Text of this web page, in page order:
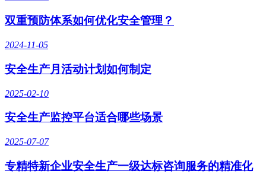
双重预防体系如何优化安全管理？
2024-11-05
安全生产月活动计划如何制定
2025-02-10
安全生产监控平台适合哪些场景
2025-07-07
专精特新企业安全生产一级达标咨询服务的精准化